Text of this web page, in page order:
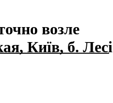
возле
Київ, б. Лесі